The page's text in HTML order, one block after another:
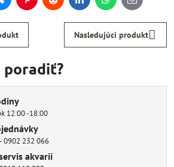
BlueskyPinterestReddit LinkedInWhatsApp
E-
mail
Nasledujúci produkt
12:00 -18:00
0902 232 066
akvarií